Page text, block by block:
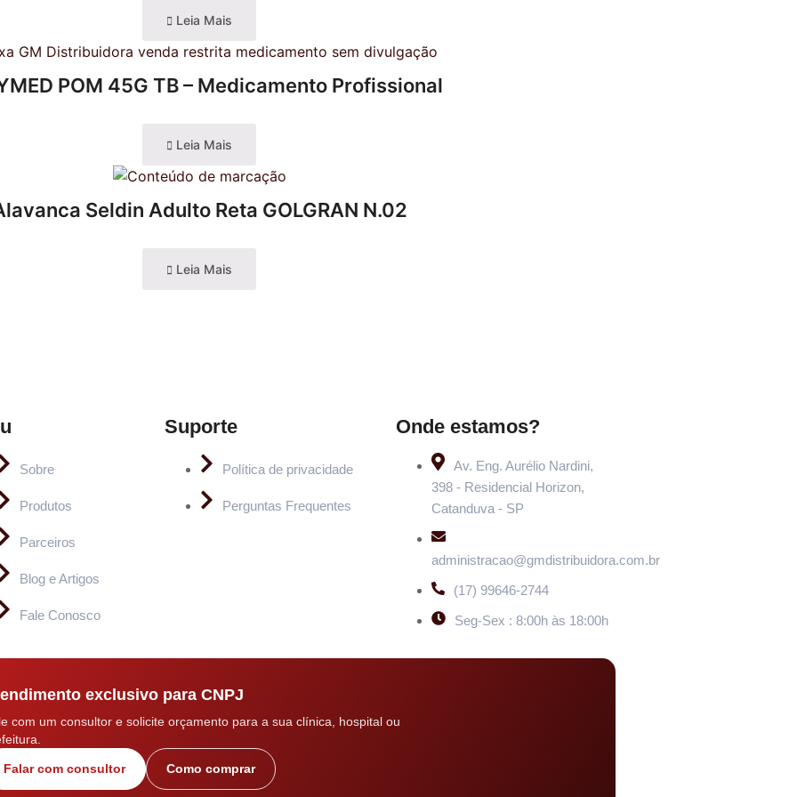
Leia Mais
POM 45G TB – Medicamento Profissional
Leia Mais
Seldin Adulto Reta GOLGRAN N.02
Leia Mais
Sobre
Produtos
Parceiros
Blog e Artigos
Fale Conosco
Suporte
Política de privacidade
Perguntas Frequentes
Onde estamos?
Av. Eng. Aurélio Nardini,
398 - Residencial Horizon,
Catanduva - SP
administracao@gmdistribuidora.com.br
(17) 99646-2744
Seg-Sex : 8:00h às 18:00h
exclusivo para CNPJ
com um consultor e solicite orçamento para a sua clínica, hospital ou
Falar com consultor Como comprar